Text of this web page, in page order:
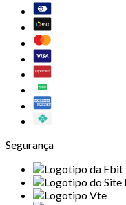
Segurança